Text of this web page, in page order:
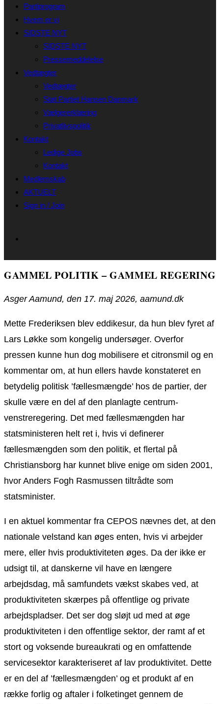
Partiprogram
Hvem er vi
SIDSTE NYT
SIDSTE NYT
Pressemeddelelse
Vedtægter
Vedtægter
Støt Partiet Hansen Danmark
Vælgererklæring
Privatlivspolitik
Kontakt
Ledige Jobs
Kontakt
Medlemskab
AKTUELT
Sign in / Join
GAMMEL POLITIK – GAMMEL REGERING
Asger Aamund, den 17. maj 2026, aamund.dk
Mette Frederiksen blev eddikesur, da hun blev fyret af
Lars Løkke som kongelig undersøger. Overfor
pressen kunne hun dog mobilisere et citronsmil og en
kommentar om, at hun ellers havde konstateret en
betydelig politisk ’fællesmængde’ hos de partier, der
skulle være en del af den planlagte centrum-
venstreregering. Det med fællesmængden har
statsministeren helt ret i, hvis vi definerer
fællesmængden som den politik, et flertal på
Christiansborg har kunnet blive enige om siden 2001,
hvor Anders Fogh Rasmussen tiltrådte som
statsminister.
I en aktuel kommentar fra CEPOS nævnes det, at den
nationale velstand kan øges enten, hvis vi arbejder
mere, eller hvis produktiviteten øges. Da der ikke er
udsigt til, at danskerne vil have en længere
arbejdsdag, må samfundets vækst skabes ved, at
produktiviteten skærpes på offentlige og private
arbejdspladser. Det ser dog sløjt ud med at øge
produktiviteten i den offentlige sektor, der ramt af et
stort og voksende bureaukrati og en omfattende
servicesektor karakteriseret af lav produktivitet. Dette
er en del af ’fællesmængden’ og et produkt af en
række forlig og aftaler i folketinget gennem de